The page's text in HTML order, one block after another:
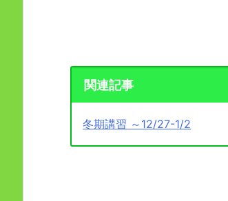
関連記事
冬期講習 ～12/27-1/2